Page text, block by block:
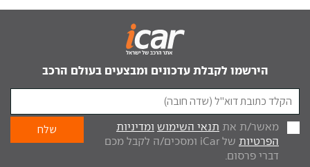
הירשמו לקבלת עדכונים ומבצעים בעולם הרכב
מאשר/ת את תנאי השימוש ומדיניות
הפרטיות
של iCar ומסכים/ה לקבל מכם
דברי פרסום.